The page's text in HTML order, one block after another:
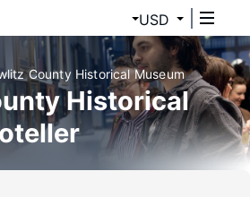
USD
County Historical Museum
Historical